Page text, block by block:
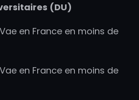
(DU)
en France en moins de
en France en moins de